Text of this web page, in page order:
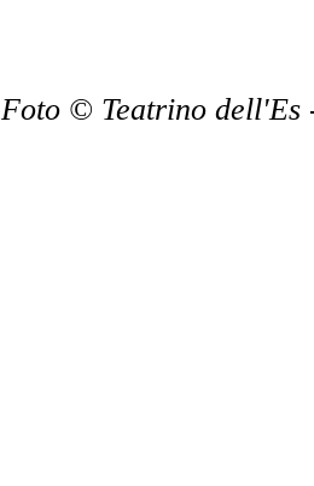
Foto © Teatrino dell'Es